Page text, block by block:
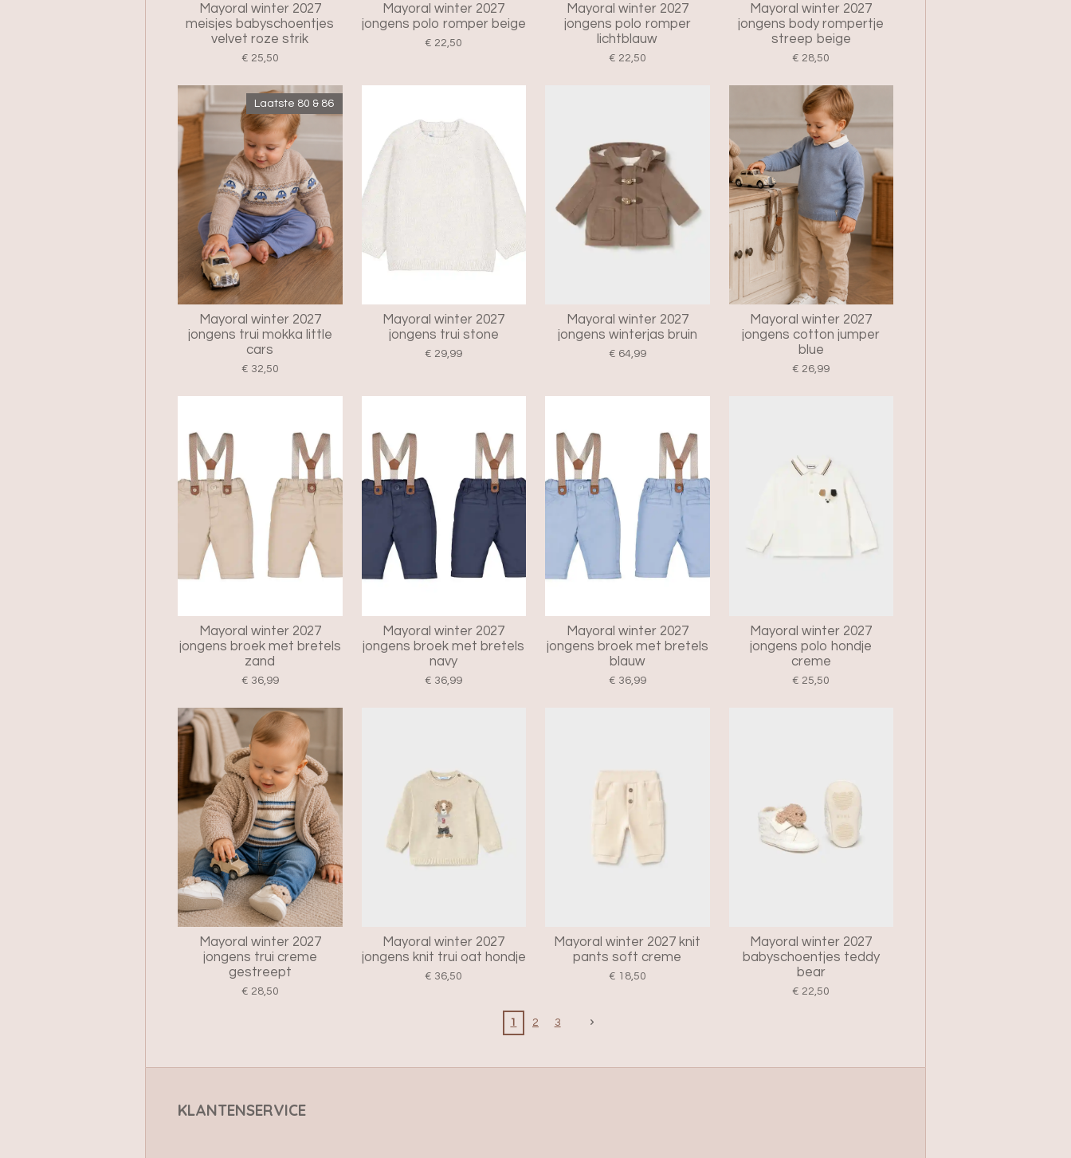
Mayoral winter 2027
meisjes babyschoentjes
velvet roze strik
€ 25,50
Mayoral winter 2027
jongens polo romper beige
€ 22,50
Mayoral winter 2027
jongens polo romper
lichtblauw
€ 22,50
Mayoral winter 2027
jongens body rompertje
streep beige
€ 28,50
Laatste 80 & 86
Mayoral winter 2027
jongens trui mokka little
cars
€ 32,50
Mayoral winter 2027
jongens trui stone
€ 29,99
Mayoral winter 2027
jongens winterjas bruin
€ 64,99
Mayoral winter 2027
jongens cotton jumper
blue
€ 26,99
Mayoral winter 2027
jongens broek met bretels
zand
€ 36,99
Mayoral winter 2027
jongens broek met bretels
navy
€ 36,99
Mayoral winter 2027
jongens broek met bretels
blauw
€ 36,99
Mayoral winter 2027
jongens polo hondje
creme
€ 25,50
Mayoral winter 2027
jongens trui creme
gestreept
€ 28,50
Mayoral winter 2027
jongens knit trui oat hondje
€ 36,50
Mayoral winter 2027 knit
pants soft creme
€ 18,50
Mayoral winter 2027
babyschoentjes teddy
bear
€ 22,50
1 2 3
KLANTENSERVICE